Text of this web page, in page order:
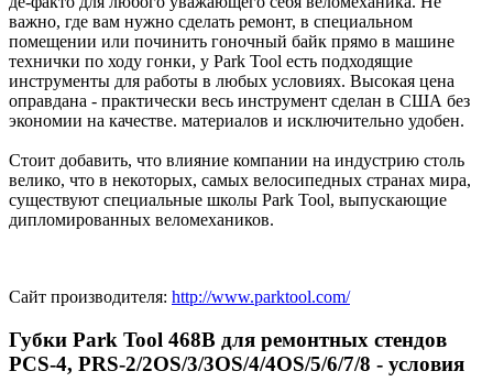
важно, где вам нужно сделать ремонт, в специальном
помещении или починить гоночный байк прямо в машине
технички по ходу гонки, у Park Tool есть подходящие
инструменты для работы в любых условиях. Высокая цена
оправдана - практически весь инструмент сделан в США без
экономии на качестве. материалов и исключительно удобен.
Стоит добавить, что влияние компании на индустрию столь
велико, что в некоторых, самых велосипедных странах мира,
существуют специальные школы Park Tool, выпускающие
дипломированных веломехаников.
Сайт производителя: http://www.parktool.com/
Губки Park Tool 468B для ремонтных стендов
PCS-4, PRS-2/2OS/3/3OS/4/4OS/5/6/7/8 - условия